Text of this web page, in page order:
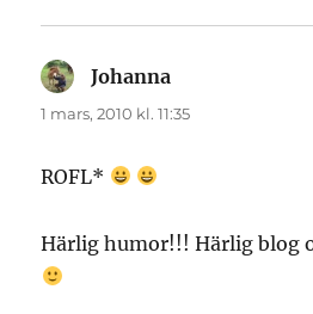
Johanna
1 mars, 2010 kl. 11:35
ROFL*
Härlig humor!!! Härlig blog